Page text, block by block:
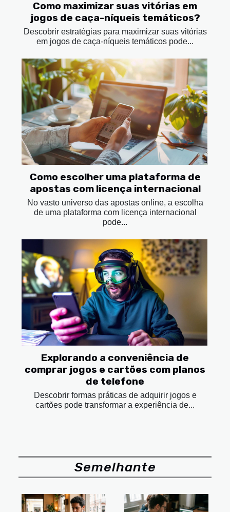
Como maximizar suas vitórias em
jogos de caça-níqueis temáticos?
Descobrir estratégias para maximizar suas vitórias
em jogos de caça-níqueis temáticos pode...
Como escolher uma plataforma de
apostas com licença internacional
No vasto universo das apostas online, a escolha
de uma plataforma com licença internacional
pode...
Explorando a conveniência de
comprar jogos e cartões com planos
de telefone
Descobrir formas práticas de adquirir jogos e
cartões pode transformar a experiência de...
Semelhante